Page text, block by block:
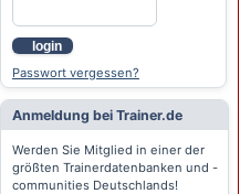
login
Passwort vergessen?
Anmeldung bei Trainer.de
Werden Sie Mitglied in einer der
größten Trainerdatenbanken und -
communities Deutschlands!